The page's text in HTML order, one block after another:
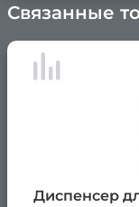
Связанные
Диспенсер